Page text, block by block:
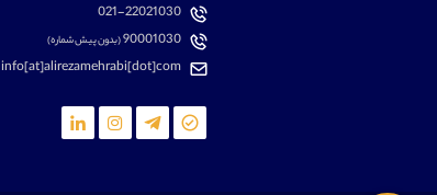
021-22021030
90001030(بدون پیش شماره)
info[at]alirezamehrabi[dot]com